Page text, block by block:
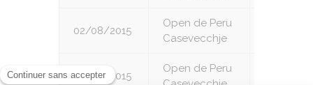
02/08/2015
Open de Peru
Casevecchje
02/08/2015
Open de Peru